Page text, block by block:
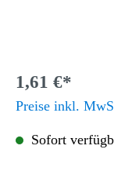
1,61 €*
Preise inkl.
Sofort